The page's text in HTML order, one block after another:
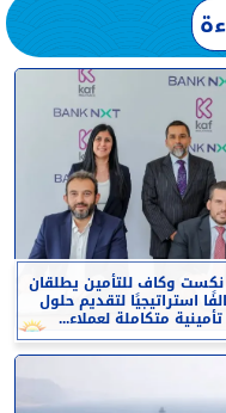
وكاف للتأمين يطلقان
استراتيجيًا لتقديم حلول
تأمينية متكاملة لعملاء...